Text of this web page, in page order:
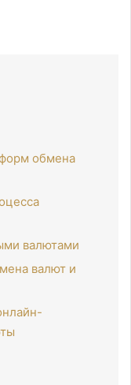
обмена
валютами
валют и